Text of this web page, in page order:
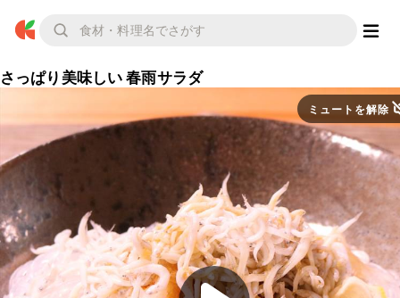
さっぱり美味しい 春雨サラダ
ミュートを解除